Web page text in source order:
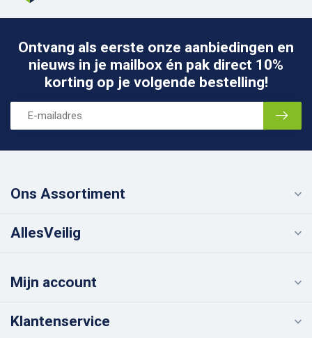
Ontvang als eerste onze aanbiedingen en
nieuws in je mailbox én pak direct 10%
korting op je volgende bestelling!
Ons Assortiment
AllesVeilig
Mijn account
Klantenservice